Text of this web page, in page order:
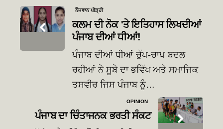
Post
navigation
ਨੌਜਵਾਨ ਪੀੜ੍ਹੀ
ਕਲਮ ਦੀ ਨੋਕ 'ਤੇ ਇਤਿਹਾਸ ਲਿਖਦੀਆਂ
ਪੰਜਾਬ ਦੀਆਂ ਧੀਆਂ!
ਪੰਜਾਬ ਦੀਆਂ ਧੀਆਂ ਚੁੱਪ-ਚਾਪ ਬਦਲ
ਰਹੀਆਂ ਨੇ ਸੂਬੇ ਦਾ ਭਵਿੱਖ ਅਤੇ ਸਮਾਜਿਕ
ਤਸਵੀਰ ਜਿਸ ਪੰਜਾਬ ਨੂੰ…
OPINION
ਪੰਜਾਬ ਦਾ ਚਿੰਤਾਜਨਕ ਭਰਤੀ ਸੰਕਟ